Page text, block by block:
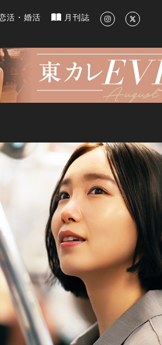
ルメ、洗練されたライフスタイル情報
活・婚活 月刊誌